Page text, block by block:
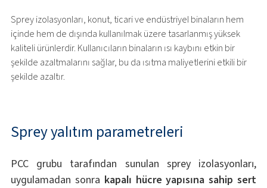
Sprey izolasyonları, konut, ticari ve endüstriyel binaların hem
içinde hem de dışında kullanılmak üzere tasarlanmış yüksek
kaliteli ürünlerdir. Kullanıcıların binaların ısı kaybını etkin bir
şekilde azaltmalarını sağlar, bu da ısıtma maliyetlerini etkili bir
şekilde azaltır.
Sprey yalıtım parametreleri
PCC grubu tarafından sunulan sprey izolasyonları,
uygulamadan sonra kapalı hücre yapısına sahip sert